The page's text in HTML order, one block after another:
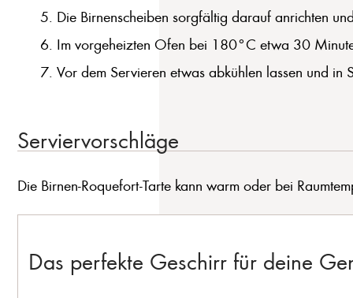
Die Birnenscheiben sorgfältig darauf anrichten
Im vorgeheizten Ofen bei 180°C etwa 30
Vor dem Servieren etwas abkühlen lassen und in
Serviervorschläge
Die Birnen-Roquefort-Tarte kann warm oder bei
Das perfekte Geschirr für deine